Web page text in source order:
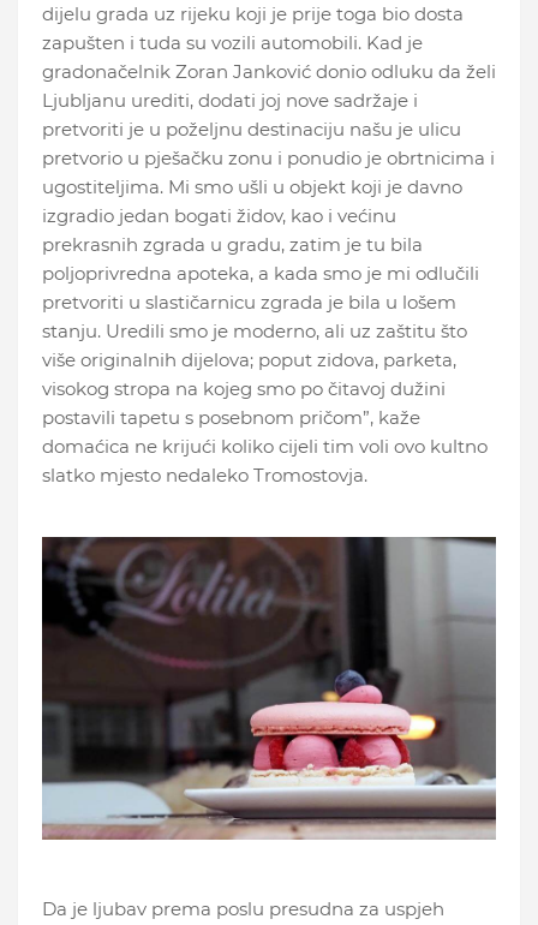
dijelu grada uz rijeku koji je prije toga bio dosta
zapušten i tuda su vozili automobili. Kad je
gradonačelnik Zoran Janković donio odluku da želi
Ljubljanu urediti, dodati joj nove sadržaje i
pretvoriti je u poželjnu destinaciju našu je ulicu
pretvorio u pješačku zonu i ponudio je obrtnicima i
ugostiteljima. Mi smo ušli u objekt koji je davno
izgradio jedan bogati židov, kao i većinu
prekrasnih zgrada u gradu, zatim je tu bila
poljoprivredna apoteka, a kada smo je mi odlučili
pretvoriti u slastičarnicu zgrada je bila u lošem
stanju. Uredili smo je moderno, ali uz zaštitu što
više originalnih dijelova; poput zidova, parketa,
visokog stropa na kojeg smo po čitavoj dužini
postavili tapetu s posebnom pričom”, kaže
domaćica ne krijući koliko cijeli tim voli ovo kultno
slatko mjesto nedaleko Tromostovja.
Da je ljubav prema poslu presudna za uspjeh